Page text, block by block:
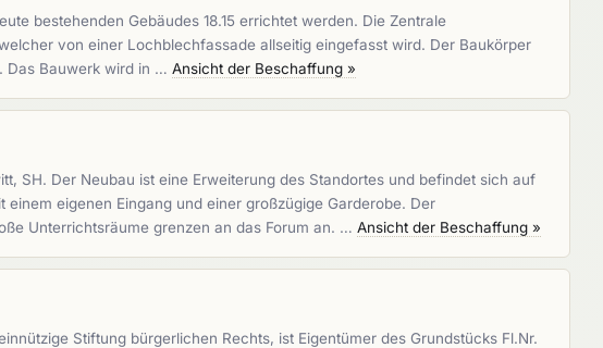
bestehenden Gebäudes 18.15 errichtet werden. Die Zentrale
von einer Lochblechfassade allseitig eingefasst wird. Der Baukörper
Das Bauwerk wird in … Ansicht der Beschaffung »
SH. Der Neubau ist eine Erweiterung des Standortes und befindet sich auf
eigenen Eingang und einer großzügige Garderobe. Der
Unterrichtsräume grenzen an das Forum an. … Ansicht der Beschaffung »
Stiftung bürgerlichen Rechts, ist Eigentümer des Grundstücks Fl.Nr.